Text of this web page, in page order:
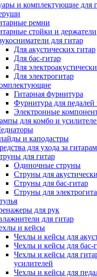
и комплектующие для
ремни
стойки и держатели
для гитар
Для акустических гитар
Для бас-гитар
Для
Для электрогитар
Гитарная фурнитура
Фурнитура для педалей
Электронные
для комбо и
и каподастры
для ухода за
для гитар
Одиночные струны
Струны для
Струны для бас-гитар
Струны для
для рук
для гитар
и кейсы
Чехлы и кейсы для
Чехлы и кейсы для бас-
Чехлы и кейсы для
усилителей
Чехлы и кейсы для